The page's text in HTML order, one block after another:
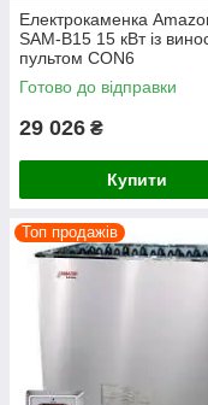
Електрокаменка
SAM-B15 15 кВт із
пультом CON6
Готово до відправки
29 026 ₴
Купити
Топ продажів